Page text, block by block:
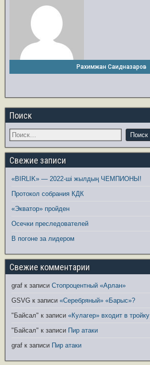
Рахимжан Саидназаров
Поиск
Свежие записи
«BIRLIK» — 2022-ші жылдың ЧЕМПИОНЫ!
Протокол собрания КДК
«Экватор» пройден
Осечки преследователей
В погоне за лидером
Свежие комментарии
graf к записи Стопроцентный «Арлан»
GSVG к записи «Серебряный» «Барыс»?
"Байсал" к записи «Кулагер» входит в тройку
"Байсал" к записи Пир атаки
graf к записи Пир атаки